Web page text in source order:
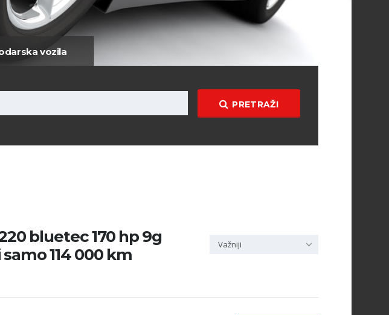
vozila
PRETRAŽI
bluetec 170 hp 9g
114 000 km
Važniji